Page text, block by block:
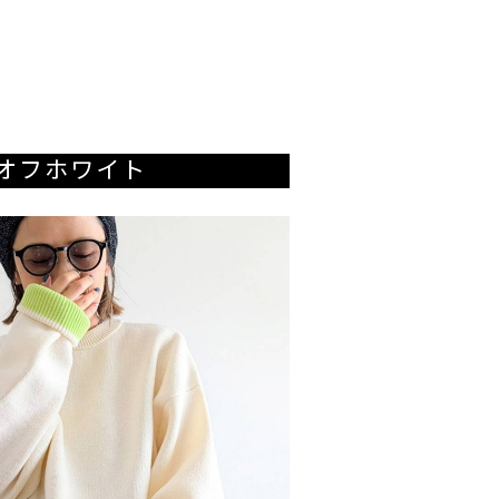
フホワイト